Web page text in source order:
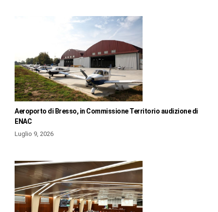
Aeroporto di Bresso, in Commissione Territorio audizione di
ENAC
Luglio 9, 2026